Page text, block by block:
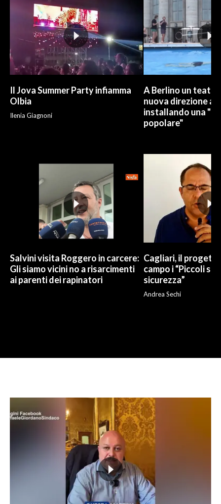
Il Jova Summer Party infiamma
Olbia
Ilenia Giagnoni
A Berlino un
nuova direzione
installando una
popolare"
Salvini visita Roggero in carcere:
Gli siamo vicini no a risarcimenti
ai parenti dei rapinatori
Cagliari, il
campo i “Piccoli
sicurezza”
Andrea Sechi